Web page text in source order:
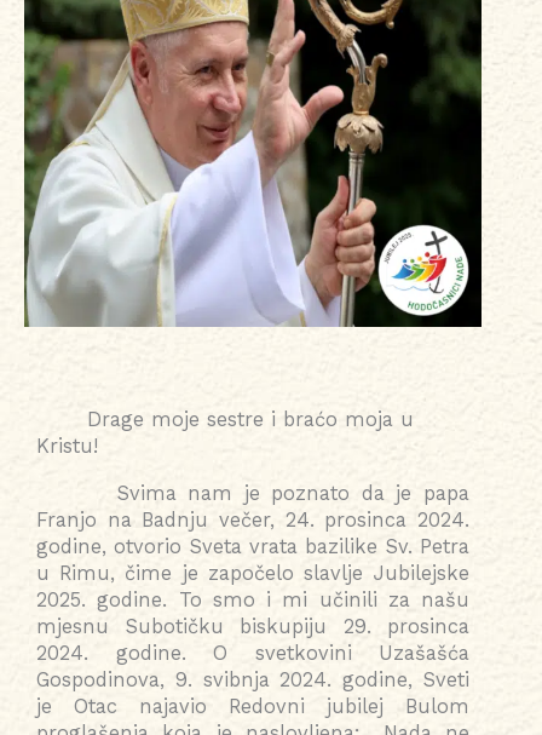
Drage moje sestre i braćo moja u
Kristu!
Svima nam je poznato da je papa
Franjo na Badnju večer, 24. prosinca 2024.
godine, otvorio Sveta vrata bazilike Sv. Petra
u Rimu, čime je započelo slavlje Jubilejske
2025. godine. To smo i mi učinili za našu
mjesnu Subotičku biskupiju 29. prosinca
2024. godine. O svetkovini Uzašašća
Gospodinova, 9. svibnja 2024. godine, Sveti
je Otac najavio Redovni jubilej Bulom